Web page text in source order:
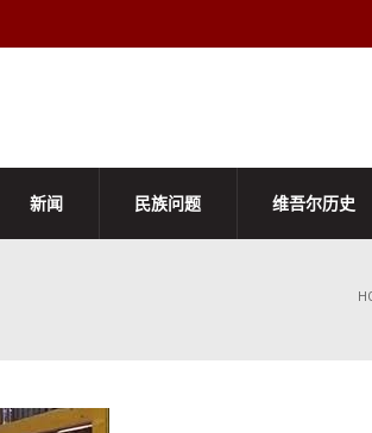
新闻 民族问题 维吾尔历史